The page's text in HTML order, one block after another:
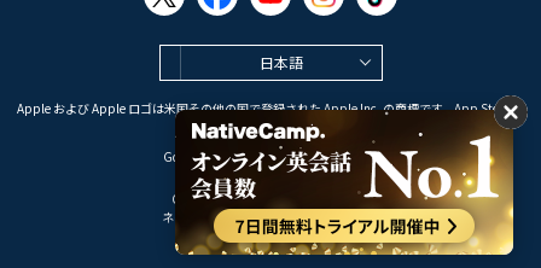
日本語
Apple および Apple ロゴは米国その他の国で登録された Apple Inc. の商標です。App Store は
Apple Inc. のサービスマークです。
Google Play は Google LLC の商標です。
Copyright © 2026 オンライン英会話
ネイティブキャンプ All Rights Reserved.